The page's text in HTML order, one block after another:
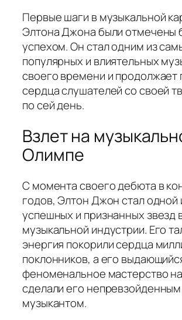
Первые шаги в музыкальной
Элтона Джона были отмечены
успехом. Он стал одним из
популярных и влиятельных
своего времени и продолжает
сердца слушателей со своей
по сей день.
Взлет на
Олимпе
С момента своего дебюта в
годов, Элтон Джон стал одной
успешных и признанных звезд
музыкальной индустрии. Его
энергия покорили сердца
поклонников, а его
феноменальное мастерство
сделали его
музыкантом.